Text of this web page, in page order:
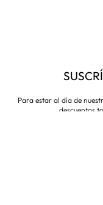
Para estar al día de
descuentos